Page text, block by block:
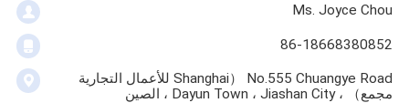
Ms. Joyce Chou
86-18668380852
No.555 Chuangye Road （Shanghai للأعمال التجارية
مجمع） ، Dayun Town ، Jiashan City ، الصين